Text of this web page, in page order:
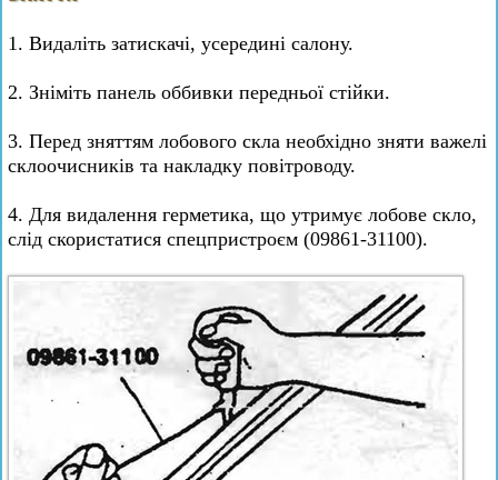
1. Видаліть затискачі, усередині салону.
2. Зніміть панель оббивки передньої стійки.
3. Перед зняттям лобового скла необхідно зняти важелі
склоочисників та накладку повітроводу.
4. Для видалення герметика, що утримує лобове скло,
слід скористатися спецпристроєм (09861-31100).